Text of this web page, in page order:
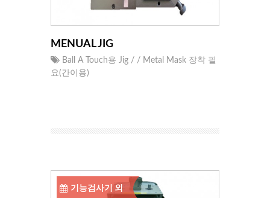
MENUAL JIG
Ball A Touch용 Jig / / Metal Mask 장착 필
요(간이용)
기능검사기 외